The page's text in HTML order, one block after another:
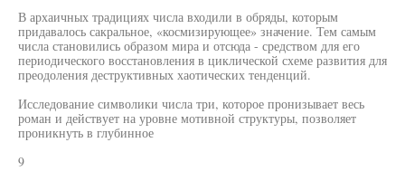
В архаичных традициях числа входили в обряды, которым
придавалось сакральное, «космизирующее» значение. Тем самым
числа становились образом мира и отсюда - средством для его
периодического восстановления в циклической схеме развития для
преодоления деструктивных хаотических тенденций.
Исследование символики числа три, которое пронизывает весь
роман и действует на уровне мотивной структуры, позволяет
проникнуть в глубинное
9